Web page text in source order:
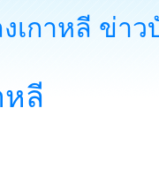
เกาหลี ข่าว
หลี